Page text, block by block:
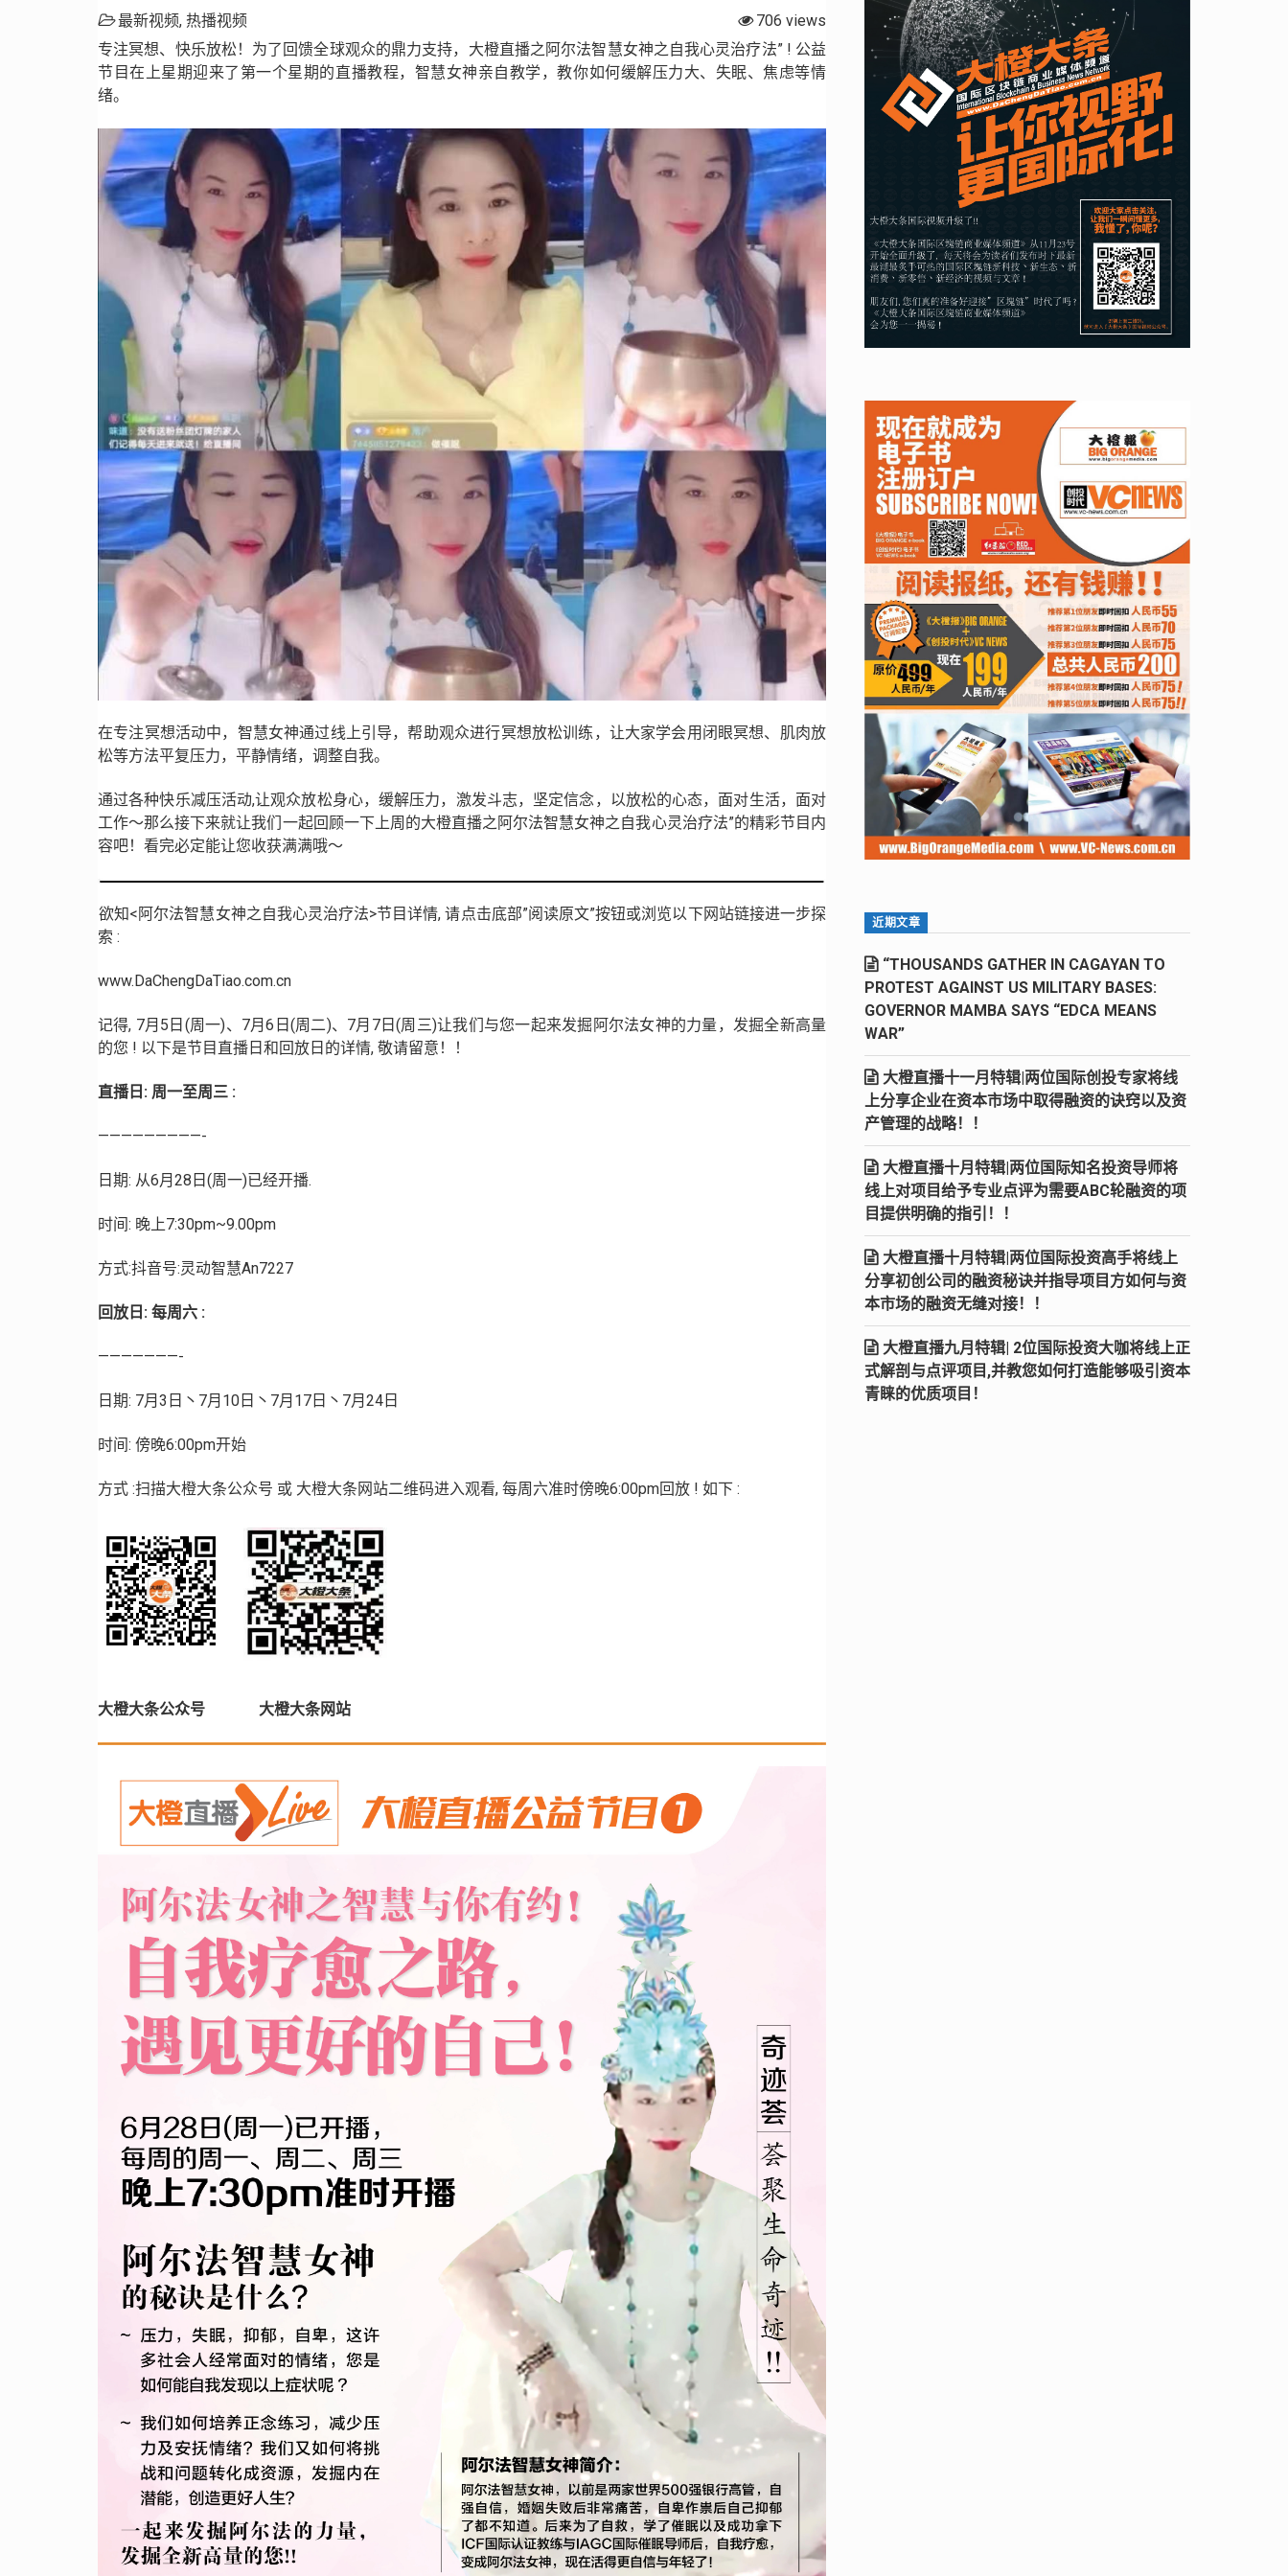
最新视频, 热播视频
706 views
专注冥想、快乐放松！为了回馈全球观众的鼎力支持，大橙直播之阿尔法智慧女神之自我心灵治疗法” ! 公益
节目在上星期迎来了第一个星期的直播教程，智慧女神亲自教学，教你如何缓解压力大、失眠、焦虑等情
绪。
在专注冥想活动中，智慧女神通过线上引导，帮助观众进行冥想放松训练，让大家学会用闭眼冥想、肌肉放
松等方法平复压力，平静情绪，调整自我。
通过各种快乐减压活动,让观众放松身心，缓解压力，激发斗志，坚定信念，以放松的心态，面对生活，面对
工作～那么接下来就让我们一起回顾一下上周的大橙直播之阿尔法智慧女神之自我心灵治疗法”的精彩节目内
容吧！看完必定能让您收获满满哦～
欲知<阿尔法智慧女神之自我心灵治疗法>节目详情, 请点击底部”阅读原文”按钮或浏览以下网站链接进一步探
索 :
www.DaChengDaTiao.com.cn
记得, 7月5日(周一)、7月6日(周二)、7月7日(周三)让我们与您一起来发掘阿尔法女神的力量，发掘全新高量
的您 ! 以下是节目直播日和回放日的详情, 敬请留意！！
直播日: 周一至周三 :
—————————-
日期: 从6月28日(周一)已经开播.
时间: 晚上7:30pm~9.00pm
方式:抖音号:灵动智慧An7227
回放日: 每周六 :
———————-
日期: 7月3日丶7月10日丶7月17日丶7月24日
时间: 傍晚6:00pm开始
方式 :扫描大橙大条公众号 或 大橙大条网站二维码进入观看, 每周六准时傍晚6:00pm回放 ! 如下 :
大橙大条公众号 大橙大条网站
近期文章
“THOUSANDS GATHER IN CAGAYAN TO
PROTEST AGAINST US MILITARY BASES:
GOVERNOR MAMBA SAYS “EDCA MEANS
WAR”
大橙直播十一月特辑|两位国际创投专家将线
上分享企业在资本市场中取得融资的诀窍以及资
产管理的战略！！
大橙直播十月特辑|两位国际知名投资导师将
线上对项目给予专业点评为需要ABC轮融资的项
目提供明确的指引！！
大橙直播十月特辑|两位国际投资高手将线上
分享初创公司的融资秘诀并指导项目方如何与资
本市场的融资无缝对接！！
大橙直播九月特辑| 2位国际投资大咖将线上正
式解剖与点评项目,并教您如何打造能够吸引资本
青睐的优质项目！